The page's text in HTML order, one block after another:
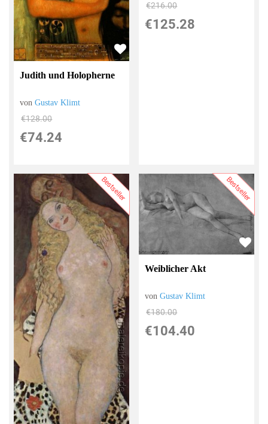
Judith und Holopherne
vonGustav Klimt
€128.00
€74.24
€216.00
€125.28
Bestseller Bestseller
Weiblicher Akt
vonGustav Klimt
€180.00
€104.40